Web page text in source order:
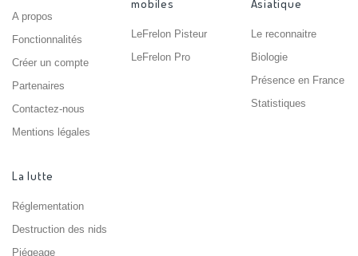
A propos
Fonctionnalités
Créer un compte
Partenaires
Contactez-nous
Mentions légales
mobiles
LeFrelon Pisteur
LeFrelon Pro
Asiatique
Le reconnaitre
Biologie
Présence en France
Statistiques
La lutte
Réglementation
Destruction des nids
Piégeage